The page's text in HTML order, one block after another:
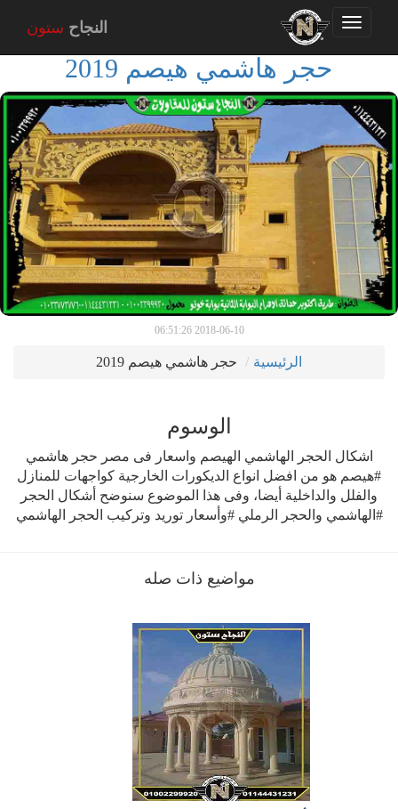
Toggle
navigation
النجاح ستون
حجر هاشمي هيصم 2019
2018-06-10 06:51:26
الرئيسية حجر هاشمي هيصم 2019
الوسوم
اشكال الحجر الهاشمي الهيصم واسعار فى مصر حجر هاشمي
#هيصم هو من افضل انواع الديكورات الخارجية كواجهات للمنازل
والفلل والداخلية أيضا، وفى هذا الموضوع سنوضح أشكال الحجر
#الهاشمي والحجر الرملي #وأسعار توريد وتركيب الحجر الهاشمي
مواضيع ذات صله